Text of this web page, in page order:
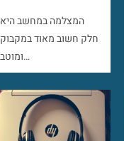
המצלמה במחשב היא
חלק חשוב מאוד במקבוק
ומוטב…